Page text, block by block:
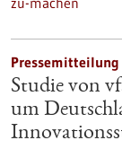
Pressemitteilung
Studie von
um